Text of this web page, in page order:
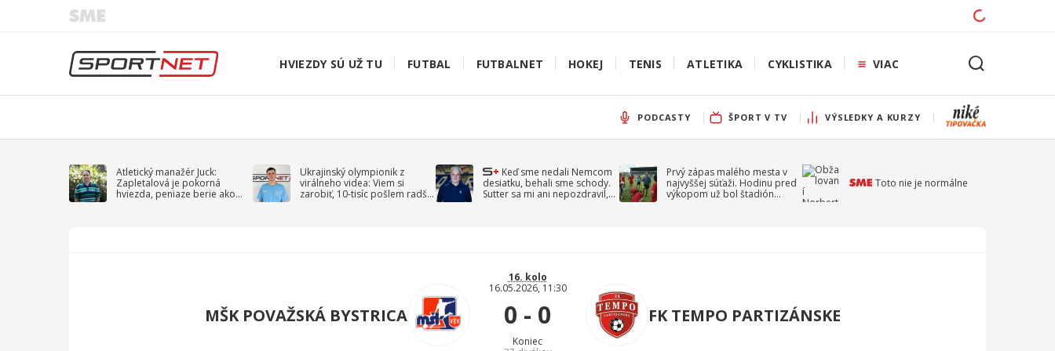
HVIEZDY SÚ UŽ TU FUTBAL FUTBALNET HOKEJ TENIS ATLETIKA CYKLISTIKA VIAC
PODCASTY ŠPORT V TV VÝSLEDKY A KURZY
Atletický manažér Juck:
Zapletalová je pokorná
hviezda, peniaze berie ako
Ukrajinský olympionik z
virálneho videa: Viem si
zarobiť, 10-tisíc pošlem radšej
Keď sme nedali Nemcom
desiatku, behali sme schody.
Sutter sa mi ani nepozdravil,
Prvý zápas malého mesta v
najvyššej súťaži. Hodinu pred
výkopom už bol štadión
Toto nie je normálne
MŠK POVAŽSKÁ BYSTRICA
16. kolo
16.05.2026, 11:30
0 - 0
Koniec
FK TEMPO PARTIZÁNSKE